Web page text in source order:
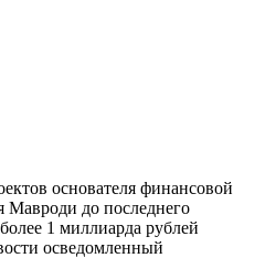
основателя финансовой
до последнего
1 миллиарда рублей
осведомленный